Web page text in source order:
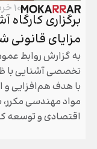
10 خرداد , 1405
برگزاری
مزایای
به گزارش روابط
تخصصی آشنایی با
با هدف هم‌افزایی و
مواد مهندسی
اقتصادی و توسعه